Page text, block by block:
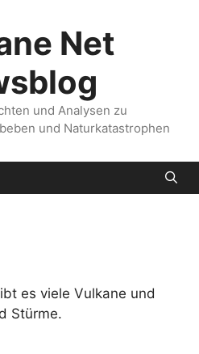
Net
und Analysen zu
und Naturkatastrophen
es viele Vulkane und
Stürme.